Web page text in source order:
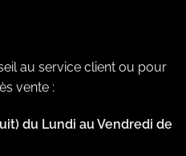
au service client ou pour
vente :
du Lundi au Vendredi de